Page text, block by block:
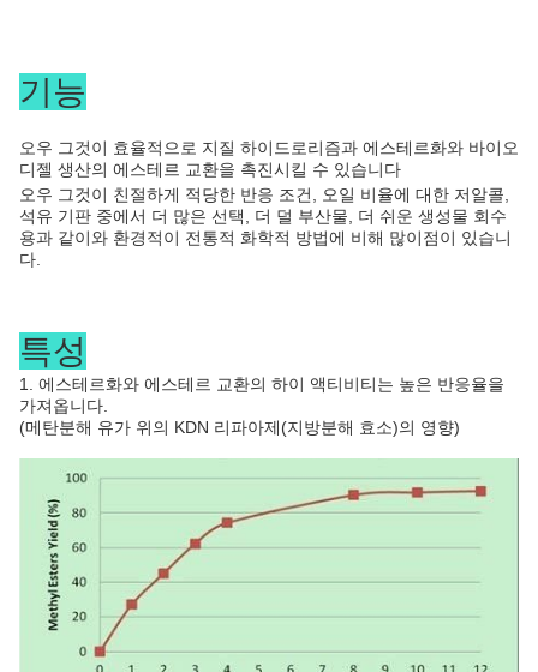
기능
오우 그것이 효율적으로 지질 하이드로리즘과 에스테르화와 바이오
디젤 생산의 에스테르 교환을 촉진시킬 수 있습니다
오우 그것이 친절하게 적당한 반응 조건, 오일 비율에 대한 저알콜,
석유 기판 중에서 더 많은 선택, 더 덜 부산물, 더 쉬운 생성물 회수
용과 같이와 환경적이 전통적 화학적 방법에 비해 많이점이 있습니
다.
특성
1. 에스테르화와 에스테르 교환의 하이 액티비티는 높은 반응율을
가져옵니다.
(메탄분해 유가 위의 KDN 리파아제(지방분해 효소)의 영향)